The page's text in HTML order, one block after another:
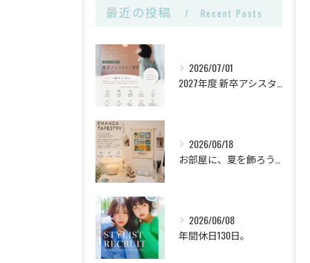
最近の投稿 Recent Posts
2026/07/01
2026/06/18
2026/06/08
年間休日130日。